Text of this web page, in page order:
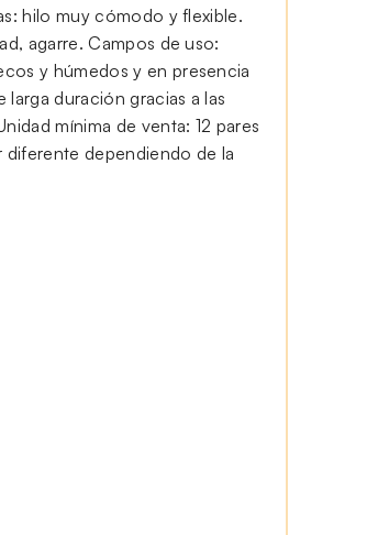
hilo muy cómodo y flexible.
agarre. Campos de uso:
y húmedos y en presencia
duración gracias a las
mínima de venta: 12 pares
diferente dependiendo de la